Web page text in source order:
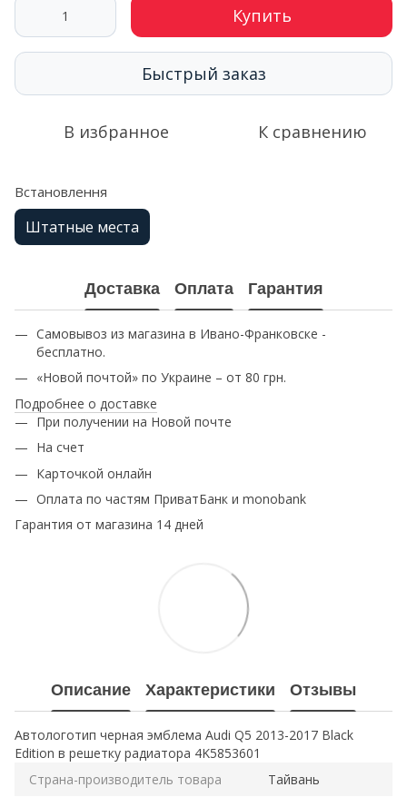
Купить
Быстрый заказ
В избранное К сравнению
Встановлення
Штатные места
Доставка Оплата Гарантия
Самовывоз из магазина в Ивано-Франковске -
бесплатно.
«Новой почтой» по Украине – от 80 грн.
Подробнее о доставке
При получении на Новой почте
На счет
Карточкой онлайн
Оплата по частям ПриватБанк и monobank
Гарантия от магазина 14 дней
Описание Характеристики Отзывы
Автологотип черная эмблема Audi Q5 2013-2017 Black
Edition в решетку радиатора 4K5853601
Страна-производитель товара
Тайвань